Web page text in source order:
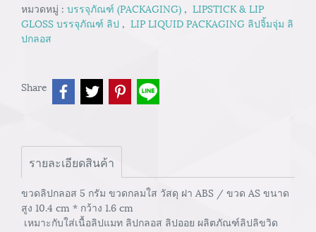
หมวดหมู่ : บรรจุภัณฑ์ (PACKAGING) , LIPSTICK & LIP
GLOSS บรรจุภัณฑ์ ลิป , LIP LIQUID PACKAGING ลิปจิ้มจุ่ม ลิ
ปกลอส
Share
รายละเอียดสินค้า
ขวดลิปกลอส 5 กรัม ขวดกลมใส วัสดุ ฝา ABS / ขวด AS ขนาด
สูง 10.4 cm * กว้าง 1.6 cm
เหมาะกับใส่เนื้อลิปแมท ลิปกลอส ลิปออย ผลิตภัณฑ์ลิปลิขวิด